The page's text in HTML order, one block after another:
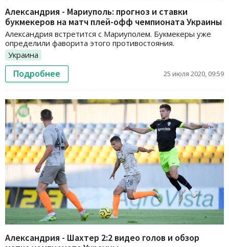
Александрия - Мариуполь: прогноз и ставки
букмекеров на матч плей-офф чемпионата Украины
Александрия встретится с Мариуполем. Букмекеры уже
определили фаворита этого противостояния.
Украина
Подробнее 25 июля 2020, 09:59
Александрия - Шахтер 2:2 видео голов и обзор